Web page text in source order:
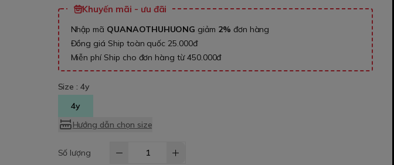
Khuyến mãi - ưu đãi
Nhập mã QUANAOTHUHUONG giảm 2% đơn hàng
Đồng giá Ship toàn quốc 25.000đ
Miễn phí Ship cho đơn hàng từ 450.000đ
Size :4y
4y
Hướng dẫn chọn size
Số lượng